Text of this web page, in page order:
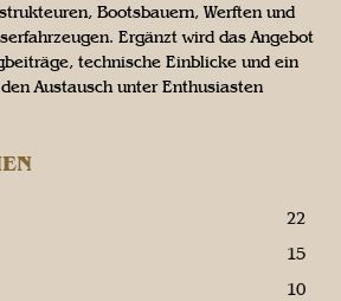
Bootsbauern, Werften und
Ergänzt wird das Angebot
technische Einblicke und ein
Austausch unter Enthusiasten
22
15
10